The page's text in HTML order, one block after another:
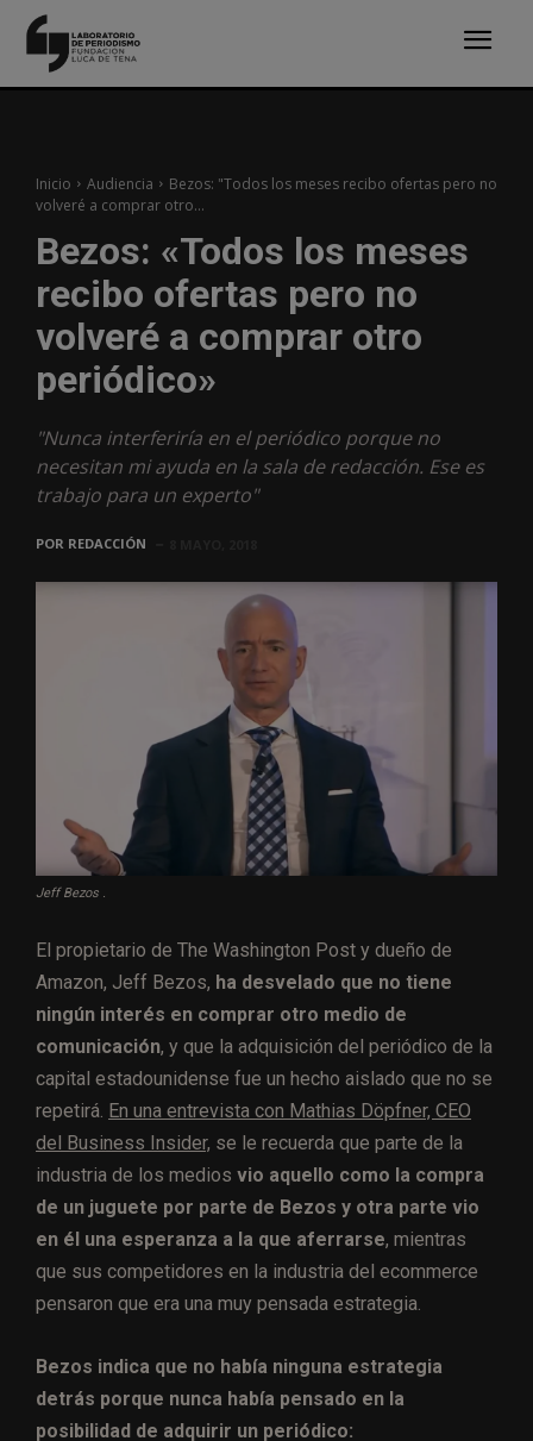
Inicio Audiencia
Bezos: "Todos los meses recibo ofertas pero no
volveré a comprar otro...
Bezos: «Todos los meses
recibo ofertas pero no
volveré a comprar otro
periódico»
"Nunca interferiría en el periódico porque no
necesitan mi ayuda en la sala de redacción. Ese es
trabajo para un experto"
POR REDACCIÓN
Jeff Bezos .
El propietario de The Washington Post y dueño de
Amazon, Jeff Bezos, ha desvelado que no tiene
ningún interés en comprar otro medio de
comunicación, y que la adquisición del periódico de la
capital estadounidense fue un hecho aislado que no se
repetirá. En una entrevista con Mathias Döpfner, CEO
del Business Insider, se le recuerda que parte de la
industria de los medios vio aquello como la compra
de un juguete por parte de Bezos y otra parte vio
en él una esperanza a la que aferrarse, mientras
que sus competidores en la industria del ecommerce
pensaron que era una muy pensada estrategia.
Bezos indica que no había ninguna estrategia
detrás porque nunca había pensado en la
posibilidad de adquirir un periódico: